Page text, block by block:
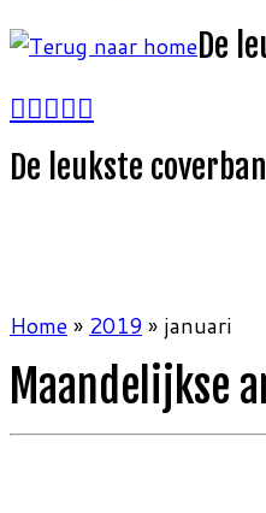
De
De leukste
Home» 2019 » januari
Maandelijkse